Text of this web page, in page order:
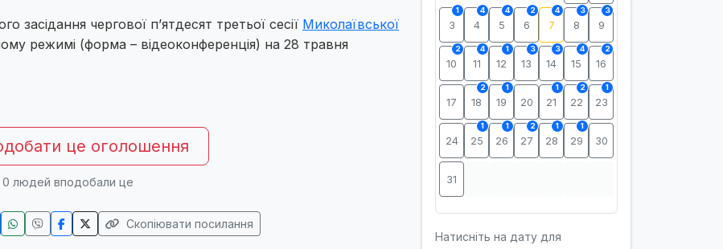
чергової п’ятдесят третьої сесії Миколаївської
режимі (форма – відеоконференція) на 28 травня
це оголошення
0 людей вподобали це
Скопіювати посилання
3
1
4
4
5
4
6
2
7
4
8
3
9
3
10
2
11
4
12
1
13
3
14
3
15
4
16
2
17 18
2
19
1
20 21
1
22
2
23
1
24 25
1
26
1
27
2
28
1
29
1
30
31
Натисніть на дату для